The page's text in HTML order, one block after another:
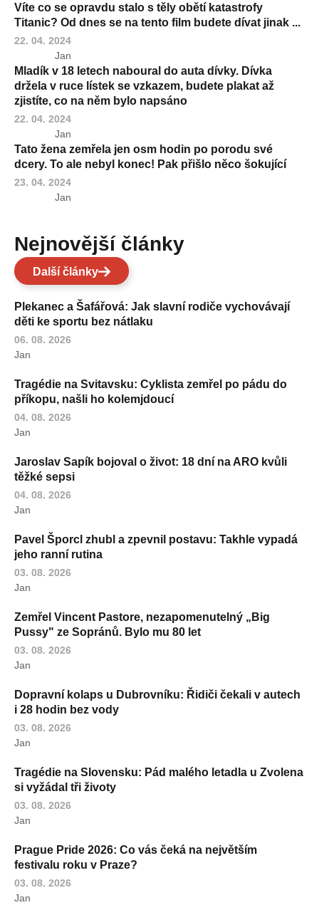
Víte co se opravdu stalo s těly obětí katastrofy
Titanic? Od dnes se na tento film budete dívat jinak ...
22. 04. 2024
Jan
Mladík v 18 letech naboural do auta dívky. Dívka
držela v ruce lístek se vzkazem, budete plakat až
zjistíte, co na něm bylo napsáno
22. 04. 2024
Jan
Tato žena zemřela jen osm hodin po porodu své
dcery. To ale nebyl konec! Pak přišlo něco šokující
23. 04. 2024
Jan
Nejnovější články
Další články
Plekanec a Šafářová: Jak slavní rodiče vychovávají
děti ke sportu bez nátlaku
06. 08. 2026
Jan
Tragédie na Svitavsku: Cyklista zemřel po pádu do
příkopu, našli ho kolemjdoucí
04. 08. 2026
Jan
Jaroslav Sapík bojoval o život: 18 dní na ARO kvůli
těžké sepsi
04. 08. 2026
Jan
Pavel Šporcl zhubl a zpevnil postavu: Takhle vypadá
jeho ranní rutina
03. 08. 2026
Jan
Zemřel Vincent Pastore, nezapomenutelný „Big
Pussy" ze Sopránů. Bylo mu 80 let
03. 08. 2026
Jan
Dopravní kolaps u Dubrovníku: Řidiči čekali v autech
i 28 hodin bez vody
03. 08. 2026
Jan
Tragédie na Slovensku: Pád malého letadla u Zvolena
si vyžádal tři životy
03. 08. 2026
Jan
Prague Pride 2026: Co vás čeká na největším
festivalu roku v Praze?
03. 08. 2026
Jan